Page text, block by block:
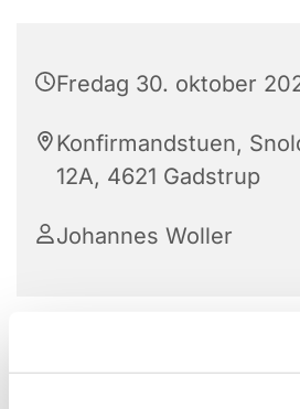
Fredag 30. oktober
Konfirmandstuen,
12A, 4621 Gadstrup
Johannes Woller
Vi mødes hver fredag (dog
klokken 10-12 til